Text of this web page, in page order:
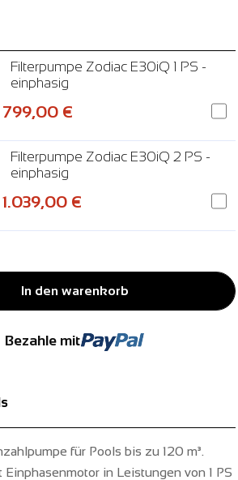
Filterpumpe Zodiac E30iQ 1 PS -
einphasig
799,00 €
Filterpumpe Zodiac E30iQ 2 PS -
einphasig
1.039,00 €
In den warenkorb
Bezahle mit
für Pools bis zu 120 m³.
Einphasenmotor in Leistungen von 1 PS